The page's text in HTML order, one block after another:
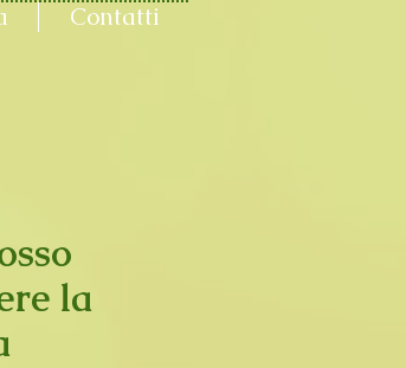
Contatti
la